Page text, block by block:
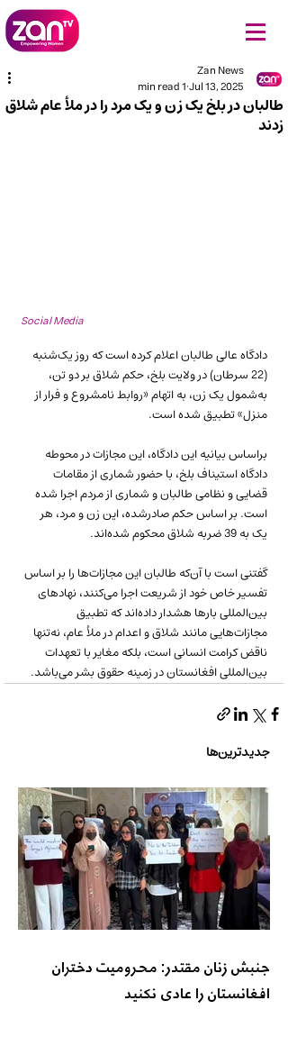
طالبان در بلخ یک زن و یک مرد را در ملأ عام شلاق
زدند
Zan News
Jul 13, 2025
1 min read
Social Media
دادگاه عالی طالبان اعلام کرده است که روز یک‌شنبه
(22 سرطان) در ولایت بلخ، حکم شلاق بر دو تن،
به‌شمول یک زن، به اتهام «روابط نامشروع و فرار از
منزل» تطبیق شده است.
براساس بیانیه این دادگاه، این مجازات در محوطه
دادگاه استیناف بلخ، با حضور شماری از مقامات
قضایی و نظامی طالبان و شماری از مردم اجرا شده
است. بر اساس حکم صادرشده، این زن و مرد، هر
یک به 39 ضربه شلاق محکوم شده‌اند.
گفتنی است با آن‌که طالبان این مجازات‌ها را بر اساس
تفسیر خاص خود از شریعت اجرا می‌کنند، نهادهای
بین‌المللی بارها هشدار داده‌اند که تطبیق
مجازات‌هایی مانند شلاق و اعدام در ملأ عام، نه‌تنها
ناقض کرامت انسانی است، بلکه مغایر با تعهدات
بین‌المللی افغانستان در زمینه حقوق بشر می‌باشد.
جدیدترین‌ها
جنبش زنان مقتدر: محرومیت دختران
افغانستان را عادی نکنید